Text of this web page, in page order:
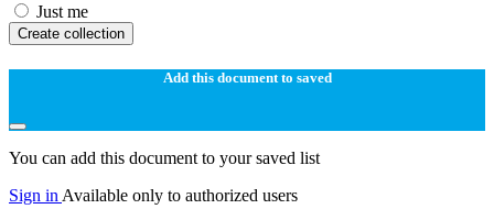
Just me
Create collection
Add this document to saved
You can add this document to your saved list
Sign in Available only to authorized users